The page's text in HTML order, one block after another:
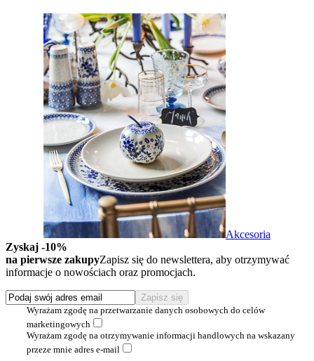
Akcesoria
Zyskaj -10%
na pierwsze zakupyZapisz się do newslettera, aby otrzymywać
informacje o nowościach oraz promocjach.
Wyrażam zgodę na przetwarzanie danych osobowych do celów
marketingowych
Wyrażam zgodę na otrzymywanie informacji handlowych na wskazany
przeze mnie adres e-mail